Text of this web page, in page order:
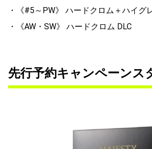
・《#5～PW》 ハードクロム＋ハイグ
・《AW・SW》 ハードクロム DLC
先行予約キャンペーンス